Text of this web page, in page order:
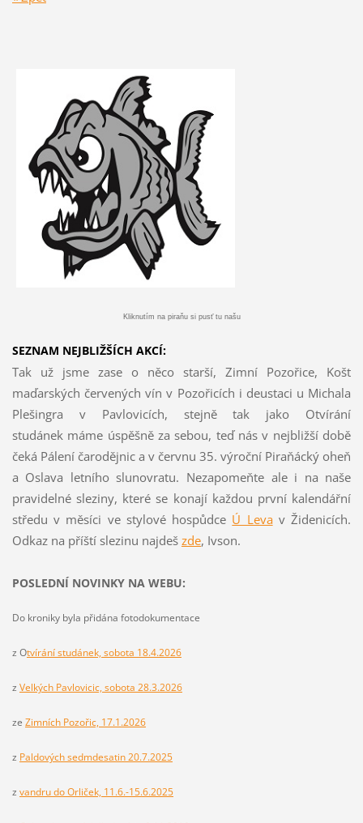
Kliknutím na piraňu si pusť tu našu
SEZNAM NEJBLIŽŠÍCH AKCÍ:
Tak už jsme zase o něco starší, Zimní Pozořice, Košt
maďarských červených vín v Pozořicích i deustaci u Michala
Plešingra v Pavlovicích, stejně tak jako Otvírání
studánek máme úspěšně za sebou, teď nás v nejbližší době
čeká Pálení čarodějnic a v červnu 35. výroční Piraňácký oheň
a Oslava letního slunovratu. Nezapomeňte ale i na naše
pravidelné sleziny, které se konají každou první kalendářní
středu v měsíci ve stylové hospůdce Ú Levav Židenicích.
Odkaz na příští slezinu najdeš zde, Ivson.
POSLEDNÍ NOVINKY NA WEBU:
Do kroniky byla přidána fotodokumentace
z Otvírání studánek, sobota 18.4.2026
z Velkých Pavlovicic, sobota 28.3.2026
ze Zimních Pozořic, 17.1.2026
z Paldových sedmdesatin 20.7.2025
z vandru do Orliček, 11.6.-15.6.2025